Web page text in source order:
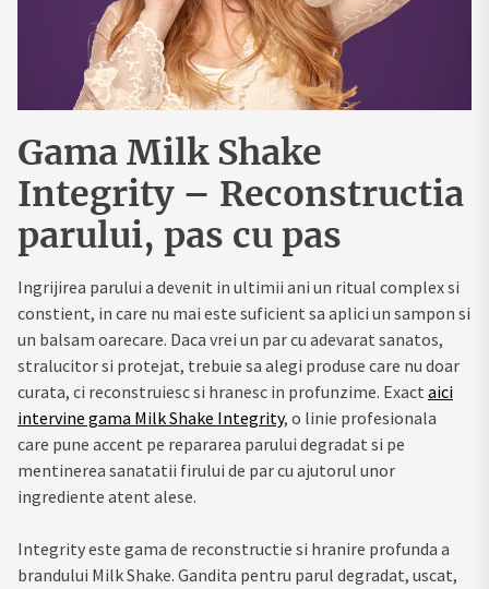
Gama Milk Shake
Integrity – Reconstructia
parului, pas cu pas
Ingrijirea parului a devenit in ultimii ani un ritual complex si
constient, in care nu mai este suficient sa aplici un sampon si
un balsam oarecare. Daca vrei un par cu adevarat sanatos,
stralucitor si protejat, trebuie sa alegi produse care nu doar
curata, ci reconstruiesc si hranesc in profunzime. Exact aici
intervine gama Milk Shake Integrity, o linie profesionala
care pune accent pe repararea parului degradat si pe
mentinerea sanatatii firului de par cu ajutorul unor
ingrediente atent alese.
Integrity este gama de reconstructie si hranire profunda a
brandului Milk Shake. Gandita pentru parul degradat, uscat,